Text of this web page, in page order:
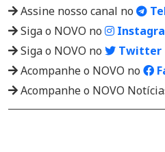
Assine nosso canal no
Siga o NOVO no
Siga o NOVO no
Twitter
Acompanhe o NOVO no
Acompanhe o NOVO